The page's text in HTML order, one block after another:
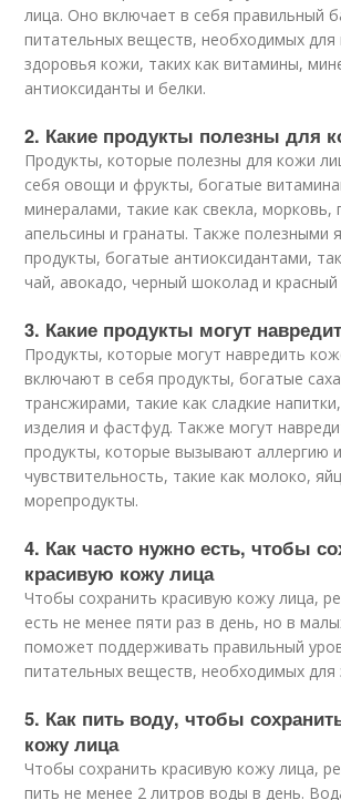
лица. Оно включает в себя правильный
питательных веществ, необходимых
здоровья кожи, таких как витамины,
антиоксиданты и белки.
2. Какие продукты полезны для
Продукты, которые полезны для кожи
себя овощи и фрукты, богатые
минералами, такие как свекла,
апельсины и гранаты. Также полезными
продукты, богатые антиоксидантами,
чай, авокадо, черный шоколад и красный
3. Какие продукты могут
Продукты, которые могут навредить
включают в себя продукты, богатые
трансжирами, такие как сладкие
изделия и фастфуд. Также могут
продукты, которые вызывают аллергию
чувствительность, такие как молоко,
морепродукты.
4. Как часто нужно есть, чтобы
красивую кожу лица
Чтобы сохранить красивую кожу лица,
есть не менее пяти раз в день, но в
поможет поддерживать правильный
питательных веществ, необходимых для
5. Как пить воду, чтобы
кожу лица
Чтобы сохранить красивую кожу лица,
пить не менее 2 литров воды в день.